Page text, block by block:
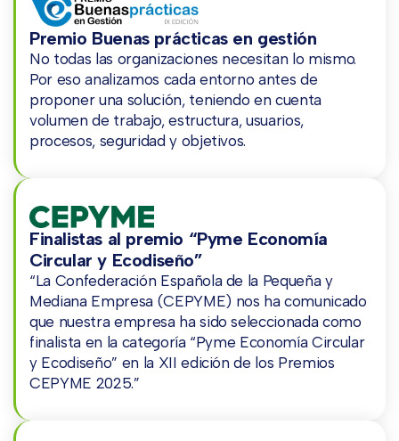
Premio Buenas prácticas en gestión
No todas las organizaciones necesitan lo mismo.
Por eso analizamos cada entorno antes de
proponer una solución, teniendo en cuenta
volumen de trabajo, estructura, usuarios,
procesos, seguridad y objetivos.
Finalistas al premio “Pyme Economía
Circular y Ecodiseño”
“La Confederación Española de la Pequeña y
Mediana Empresa (CEPYME) nos ha comunicado
que nuestra empresa ha sido seleccionada como
finalista en la categoría “Pyme Economía Circular
y Ecodiseño” en la XII edición de los Premios
CEPYME 2025.”